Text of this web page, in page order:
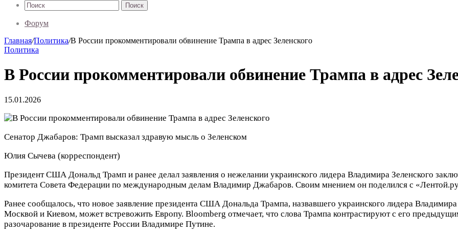
Поиск
Форум
Главная/Политика/В России прокомментировали обвинение Трампа в адрес Зеленского
Политика
В России прокомментировали обвинение Трампа в адрес
15.01.2026
Сенатор Джабаров: Трамп высказал здравую мысль о Зеленском
Юлия Сычева (корреспондент)
Президент США Дональд Трамп и ранее делал заявления о нежелании украинского лидера Владимира Зеленского
комитета Совета Федерации по международным делам Владимир Джабаров. Своим мнением он поделился с
Ранее сообщалось, что новое заявление президента США Дональда Трампа, назвавшего украинского лидера
Москвой и Киевом, может встревожить Европу. Bloomberg отмечает, что слова Трампа контрастируют с его
разочарование в президенте России Владимире Путине.